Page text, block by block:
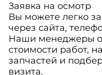
Заявка на осмотр
Вы можете легко
через сайта,
Наши менеджеры
стоимости работ,
запчастей и
визита.